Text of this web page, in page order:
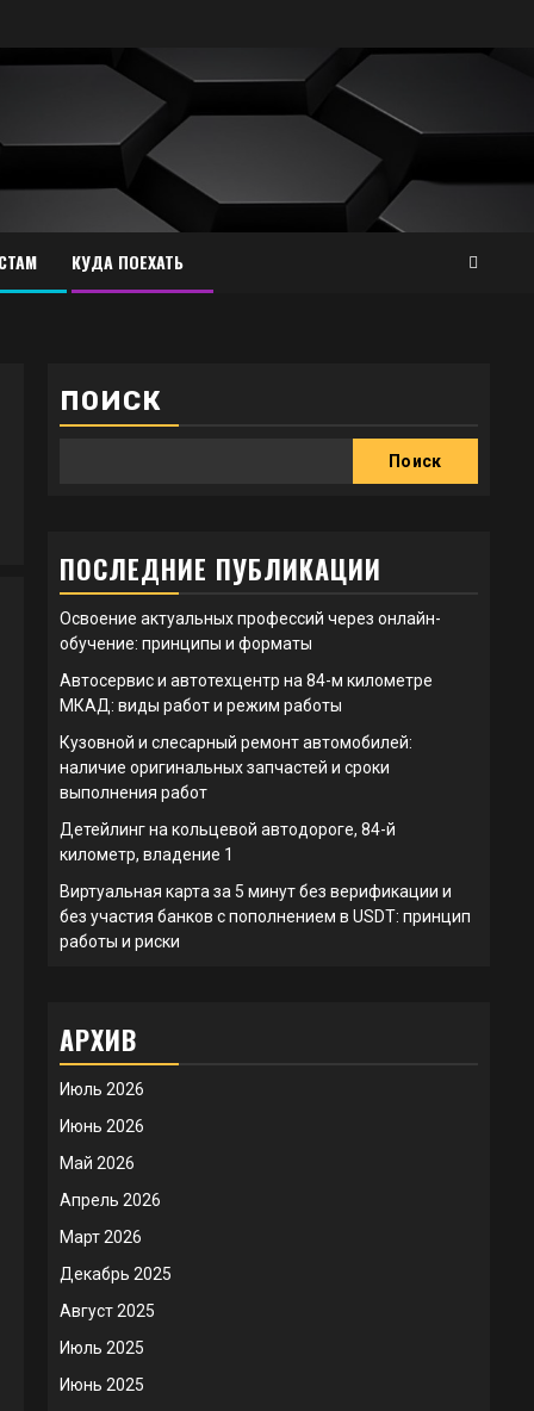
КУДА ПОЕХАТЬ
ПОИСК
Поиск
ПОСЛЕДНИЕ ПУБЛИКАЦИИ
Освоение актуальных профессий через онлайн-
обучение: принципы и форматы
Автосервис и автотехцентр на 84-м километре
МКАД: виды работ и режим работы
Кузовной и слесарный ремонт автомобилей:
наличие оригинальных запчастей и сроки
выполнения работ
Детейлинг на кольцевой автодороге, 84-й
километр, владение 1
Виртуальная карта за 5 минут без верификации и
без участия банков с пополнением в USDT: принцип
работы и риски
АРХИВ
Июль 2026
Июнь 2026
Май 2026
Апрель 2026
Март 2026
Декабрь 2025
Август 2025
Июль 2025
Июнь 2025